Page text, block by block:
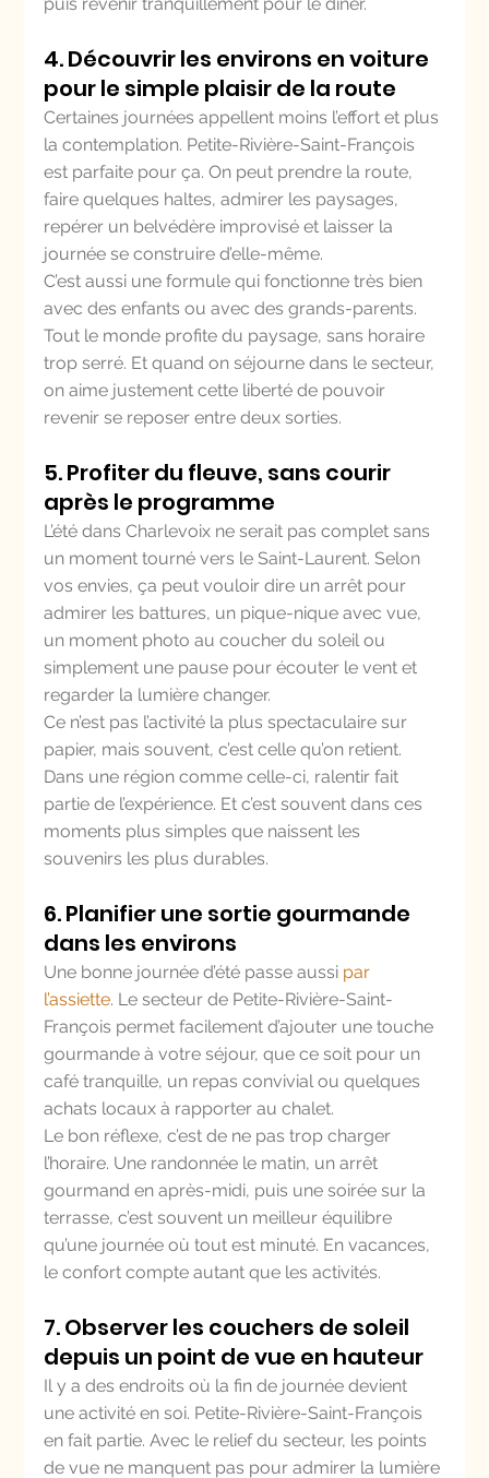
4. Découvrir les environs en voiture
pour le simple plaisir de la route
Certaines journées appellent moins l’effort et plus
la contemplation. Petite-Rivière-Saint-François
est parfaite pour ça. On peut prendre la route,
faire quelques haltes, admirer les paysages,
repérer un belvédère improvisé et laisser la
journée se construire d’elle-même.
C’est aussi une formule qui fonctionne très bien
avec des enfants ou avec des grands-parents.
Tout le monde profite du paysage, sans horaire
trop serré. Et quand on séjourne dans le secteur,
on aime justement cette liberté de pouvoir
revenir se reposer entre deux sorties.
5. Profiter du fleuve, sans courir
après le programme
L’été dans Charlevoix ne serait pas complet sans
un moment tourné vers le Saint-Laurent. Selon
vos envies, ça peut vouloir dire un arrêt pour
admirer les battures, un pique-nique avec vue,
un moment photo au coucher du soleil ou
simplement une pause pour écouter le vent et
regarder la lumière changer.
Ce n’est pas l’activité la plus spectaculaire sur
papier, mais souvent, c’est celle qu’on retient.
Dans une région comme celle-ci, ralentir fait
partie de l’expérience. Et c’est souvent dans ces
moments plus simples que naissent les
souvenirs les plus durables.
6. Planifier une sortie gourmande
dans les environs
Une bonne journée d’été passe aussi par
l’assiette. Le secteur de Petite-Rivière-Saint-
François permet facilement d’ajouter une touche
gourmande à votre séjour, que ce soit pour un
café tranquille, un repas convivial ou quelques
achats locaux à rapporter au chalet.
Le bon réflexe, c’est de ne pas trop charger
l’horaire. Une randonnée le matin, un arrêt
gourmand en après-midi, puis une soirée sur la
terrasse, c’est souvent un meilleur équilibre
qu’une journée où tout est minuté. En vacances,
le confort compte autant que les activités.
7. Observer les couchers de soleil
depuis un point de vue en hauteur
Il y a des endroits où la fin de journée devient
une activité en soi. Petite-Rivière-Saint-François
en fait partie. Avec le relief du secteur, les points
de vue ne manquent pas pour admirer la lumière